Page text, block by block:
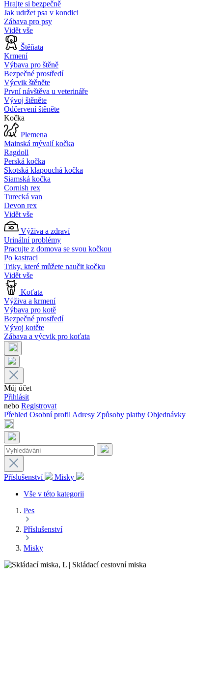
Hrajte si bezpečně
Jak udržet psa v kondici
Zábava pro psy
Vidět vše
Štěňata
Krmení
Výbava pro štěně
Bezpečné prostředí
Výcvik štěněte
První návštěva u veterináře
Vývoj štěněte
Odčervení štěněte
Kočka
Plemena
Mainská mývalí kočka
Ragdoll
Perská kočka
Skotská klapouchá kočka
Siamská kočka
Cornish rex
Turecká van
Devon rex
Vidět vše
Výživa a zdraví
Urinální problémy
Pracujte z domova se svou kočkou
Po kastraci
Triky, které můžete naučit kočku
Vidět vše
Koťata
Výživa a krmení
Výbava pro kotě
Bezpečné prostředí
Vývoj kotěte
Zábava a výcvik pro koťata
Můj účet
Přihlásit
nebo Registrovat
Přehled Osobní profilAdresy Způsoby platby Objednávky
Příslušenství
Misky
Vše v této kategorii
Pes
Příslušenství
Misky